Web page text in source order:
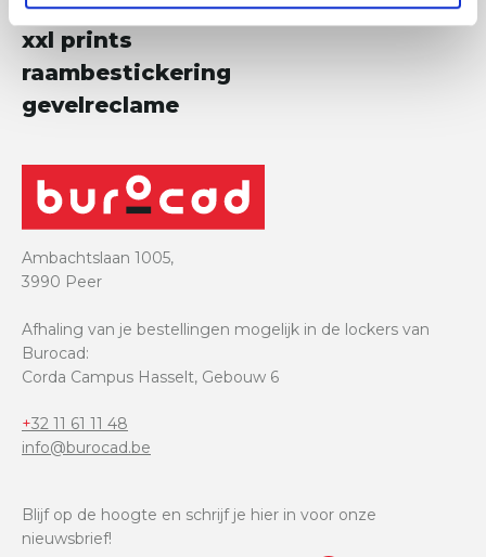
Blijf op de hoogte en schrijf je hier in voor onze
nieuwsbrief!
Ambachtslaan 1005,
3990 Peer
Afhaling van je bestellingen mogelijk in de lockers van
Burocad:
Corda Campus Hasselt, Gebouw 6
+32 11 61 11 48
info@burocad.be
beursstanden
xxl prints
raambestickering
gevelreclame